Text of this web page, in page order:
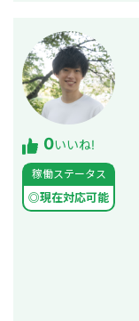
0いいね!
稼働ステータス
◎現在対応可能